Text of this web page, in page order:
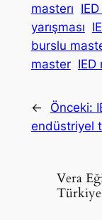
masterı
yarışması
burslu
master IED
← Önceki:
endüstriyel
Vera